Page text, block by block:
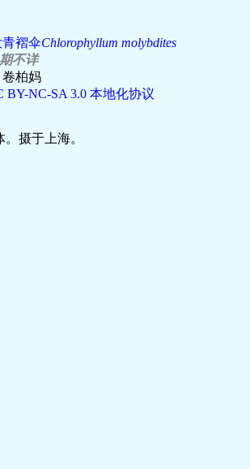
青褶伞Chlorophyllum molybdites
不详
卷柏妈
BY-NC-SA 3.0 本地化协议
摄于上海。